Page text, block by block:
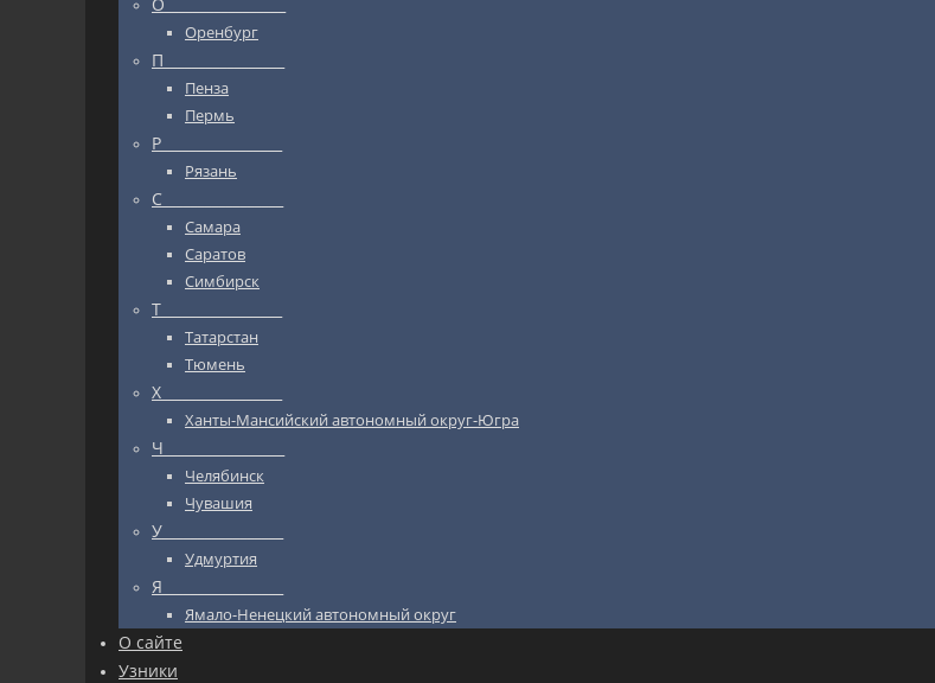
Оренбург
П_________________
Пенза
Пермь
Р_________________
Рязань
С_________________
Самара
Саратов
Симбирск
Т_________________
Татарстан
Тюмень
Х_________________
Ханты-Мансийский автономный округ-Югра
Ч_________________
Челябинск
Чувашия
У_________________
Удмуртия
Я_________________
Ямало-Ненецкий автономный округ
О сайте
Узники